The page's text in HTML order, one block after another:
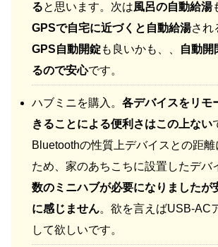
ると思います。次は風呂の自動給湯
GPSで自宅に近づくと自動給湯され
GPS自動開錠も良いかも、、
自動開
るので安心です。
ハブミニを購入。 各デバイスをリモ
きることによる便利さはこの上ない
Bluetoothの性質上デバイスとの距離
ため、家のあちこちに設置したデバ
数のミニハブが必要になりましたが
に感じません。欲を言えばUSB-AC
して欲しいです。